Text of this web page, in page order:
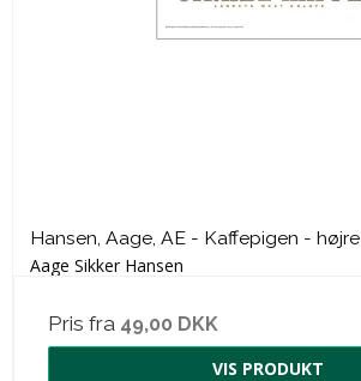
Hansen, Aage, AE - Kaffepigen - højre
Aage Sikker Hansen
Pris fra 49,00 DKK
VIS PRODUKT